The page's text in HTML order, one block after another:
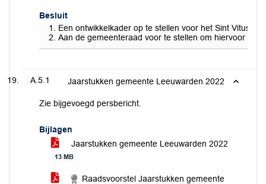
Besluit
Een ontwikkelkader op te stellen voor het Sint
Aan de gemeenteraad voor te stellen om hiervoor via
A.5.1 Jaarstukken gemeente Leeuwarden 2022
Zie bijgevoegd persbericht.
Bijlagen
Jaarstukken gemeente Leeuwarden 2022
13 MB
Raadsvoorstel Jaarstukken gemeente